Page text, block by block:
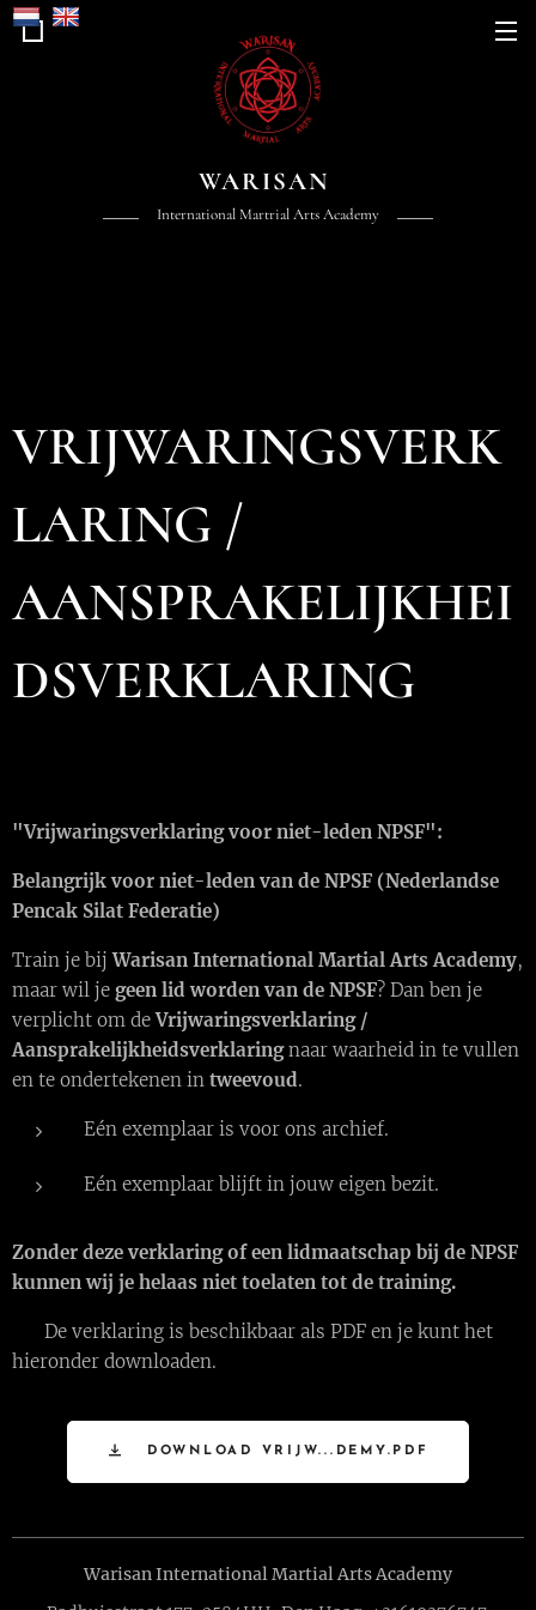
WARISAN
International Martrial Arts Academy
VRIJWARINGSVERK
LARING /
AANSPRAKELIJKHEI
DSVERKLARING
"Vrijwaringsverklaring voor niet-leden NPSF":
Belangrijk voor niet-leden van de NPSF (Nederlandse
Pencak Silat Federatie)
Train je bijWarisan International Martial Arts Academy,
maar wil je geen lid worden van de NPSF? Dan ben je
verplicht om deVrijwaringsverklaring /
Aansprakelijkheidsverklaringnaar waarheid in te vullen
en te ondertekenen in tweevoud.
Eén exemplaar is voor ons archief.
Eén exemplaar blijft in jouw eigen bezit.
Zonder deze verklaring of een lidmaatschap bij de NPSF
kunnen wij je helaas niet toelaten tot de training.
⬇️ De verklaring is beschikbaar als PDF en je kunt het
hieronder downloaden. ⬇️
DOWNLOAD VRIJW...DEMY.PDF
Warisan International Martial Arts Academy